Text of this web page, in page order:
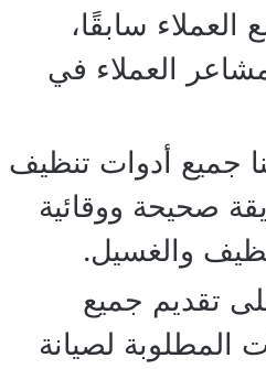
العملاء سابقًا،
العملاء في
جميع أدوات تنظيف
صحيحة ووقائية
والغسيل.
تقديم جميع
المطلوبة لصيانة